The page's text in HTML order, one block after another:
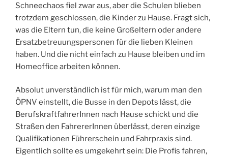
Schneechaos fiel zwar aus, aber die Schulen blieben
trotzdem geschlossen, die Kinder zu Hause. Fragt sich,
was die Eltern tun, die keine Großeltern oder andere
Ersatzbetreuungspersonen für die lieben Kleinen
haben. Und die nicht einfach zu Hause bleiben und im
Homeoffice arbeiten können.
Absolut unverständlich ist für mich, warum man den
ÖPNV einstellt, die Busse in den Depots lässt, die
BerufskraftfahrerInnen nach Hause schickt und die
Straßen den FahrererInnen überlässt, deren einzige
Qualifikationen Führerschein und Fahrpraxis sind.
Eigentlich sollte es umgekehrt sein: Die Profis fahren,